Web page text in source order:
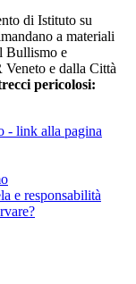
di Istituto su
a materiali
Bullismo e
e dalla Città
pericolosi:
- link alla pagina
e responsabilità